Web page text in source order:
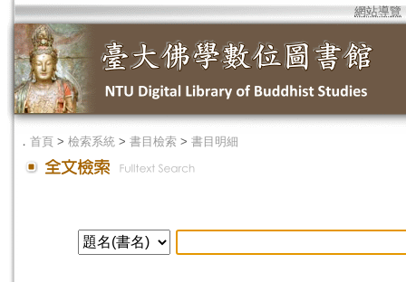
網站導覽
． 首頁 > 檢索系統 > 書目檢索 > 書目明細